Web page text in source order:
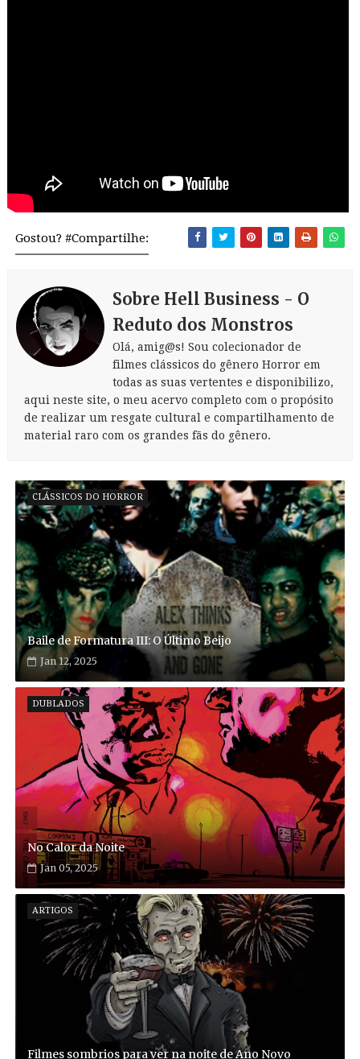
Gostou? #Compartilhe:
Sobre Hell Business - O
Reduto dos Monstros
Olá, amig@s! Sou colecionador de
filmes clássicos do gênero Horror em
todas as suas vertentes e disponibilizo,
aqui neste site, o meu acervo completo com o propósito
de realizar um resgate cultural e compartilhamento de
material raro com os grandes fãs do gênero.
CLÁSSICOS DO HORROR
Baile de Formatura III: O Último Beijo
Jan 12, 2025
DUBLADOS
No Calor da Noite
Jan 05, 2025
ARTIGOS
Filmes sombrios para ver na noite de Ano Novo